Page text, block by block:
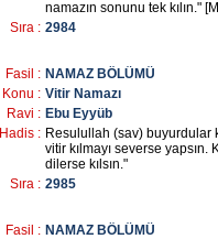
namazın sonunu tek kılın."
Sıra : 2984
Fasil : NAMAZ BÖLÜMÜ
Konu : Vitir Namazı
Ravi : Ebu Eyyüb
Hadis : Resulullah (sav) buyurdular
vitir kılmayı severse yapsın.
dilerse kılsın."
Sıra : 2985
Fasil : NAMAZ BÖLÜMÜ